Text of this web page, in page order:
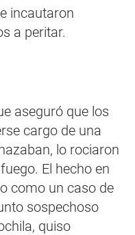
incautaron
a peritar.
aseguró que los
cargo de una
lo rociaron
El hecho en
como un caso de
sospechoso
quiso